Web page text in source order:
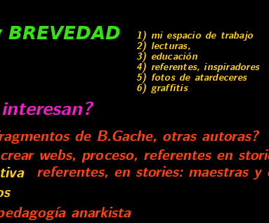
crear webs, proceso, referentes en
anarkista
de B.Gache, otras autoras?
referentes, en stories: maestras y
1) mi espacio de trabajo
2) lecturas,
3) educación
4) referentes, inspiradores
5) fotos de atardeceres
6) graffitis